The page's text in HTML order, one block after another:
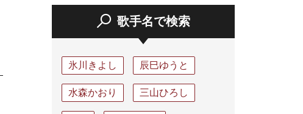
歌手名で検索
氷川きよし 辰巳ゆうと
水森かおり 三山ひろし